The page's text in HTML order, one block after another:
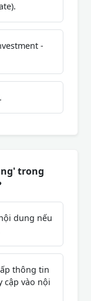
-
trong
dung nếu
thông tin
cập vào nội